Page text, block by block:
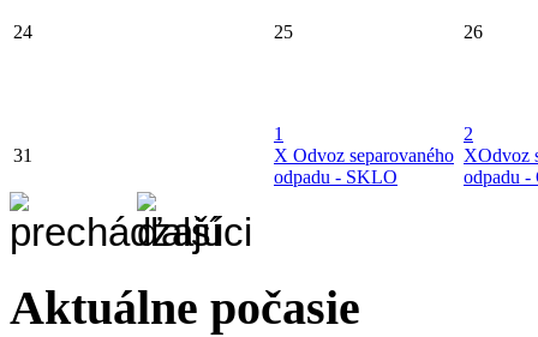
24 25 26
31
1
X Odvoz separovaného
odpadu - SKLO
2
XOdvoz
odpadu -
Aktuálne počasie